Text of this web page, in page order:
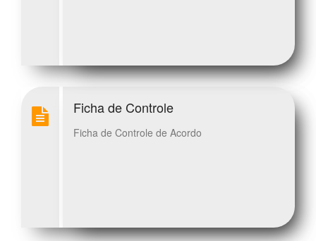
Ficha de Controle
Ficha de Controle de Acordo